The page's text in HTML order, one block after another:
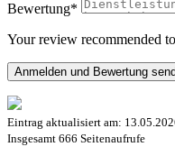
Bewertung*
Your review recommended
Eintrag aktualisiert am:
Insgesamt 666 Seitenaufrufe